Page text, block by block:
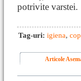
potrivite varstei.
Tag-uri: igiena,
Articole